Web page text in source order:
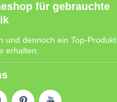
für gebrauchte
und dennoch ein Top-Produkt
erhalten.